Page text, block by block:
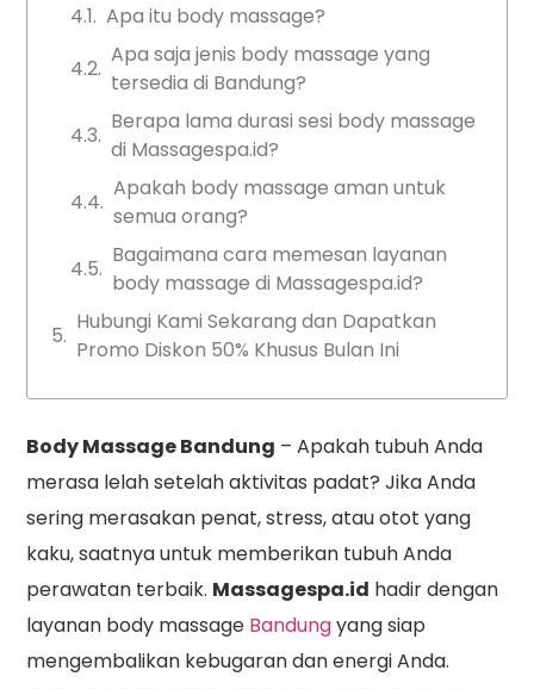
Apa itu body massage?
Apa saja jenis body massage yang
tersedia di Bandung?
Berapa lama durasi sesi body massage
di Massagespa.id?
Apakah body massage aman untuk
semua orang?
Bagaimana cara memesan layanan
body massage di Massagespa.id?
Hubungi Kami Sekarang dan Dapatkan
Promo Diskon 50% Khusus Bulan Ini
Body Massage Bandung – Apakah tubuh Anda
merasa lelah setelah aktivitas padat? Jika Anda
sering merasakan penat, stress, atau otot yang
kaku, saatnya untuk memberikan tubuh Anda
perawatan terbaik. Massagespa.id hadir dengan
layanan body massage Bandungyang siap
mengembalikan kebugaran dan energi Anda.